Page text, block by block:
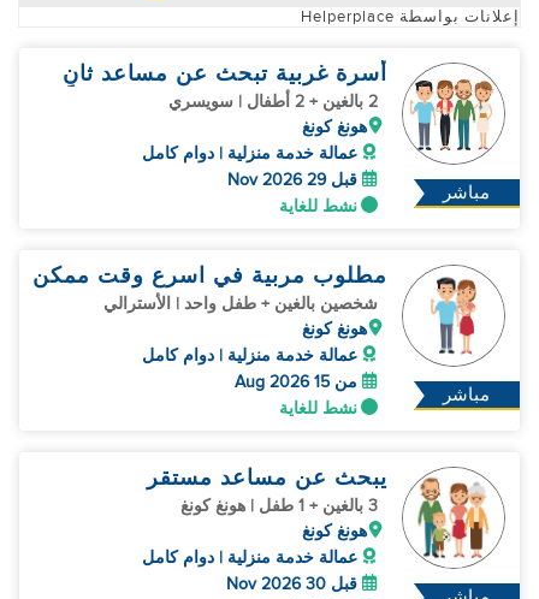
إعلانات بواسطة Helperplace
مباشر
أسرة غربية تبحث عن مساعد ثانٍ
2 بالغين + 2 أطفال | سويسري
هونغ كونغ
عمالة خدمة منزلية | دوام كامل
قبل 29 Nov 2026
نشط للغاية
مباشر
مطلوب مربية في اسرع وقت ممكن
شخصين بالغين + طفل واحد | الأسترالي
هونغ كونغ
عمالة خدمة منزلية | دوام كامل
من 15 Aug 2026
نشط للغاية
يبحث عن مساعد مستقر
3 بالغين + 1 طفل | هونغ كونغ
هونغ كونغ
عمالة خدمة منزلية | دوام كامل
قبل 30 Nov 2026